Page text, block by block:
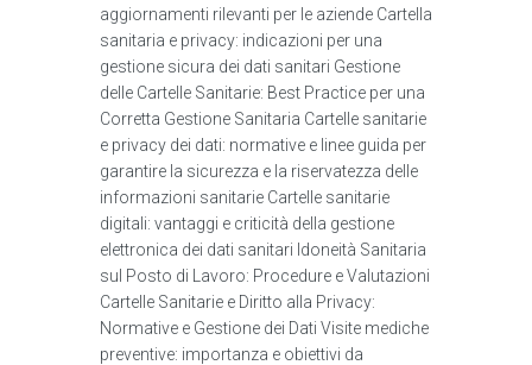
aggiornamenti rilevanti per le aziende Cartella
sanitaria e privacy: indicazioni per una
gestione sicura dei dati sanitari Gestione
delle Cartelle Sanitarie: Best Practice per una
Corretta Gestione Sanitaria Cartelle sanitarie
e privacy dei dati: normative e linee guida per
garantire la sicurezza e la riservatezza delle
informazioni sanitarie Cartelle sanitarie
digitali: vantaggi e criticità della gestione
elettronica dei dati sanitari Idoneità Sanitaria
sul Posto di Lavoro: Procedure e Valutazioni
Cartelle Sanitarie e Diritto alla Privacy:
Normative e Gestione dei Dati Visite mediche
preventive: importanza e obiettivi da